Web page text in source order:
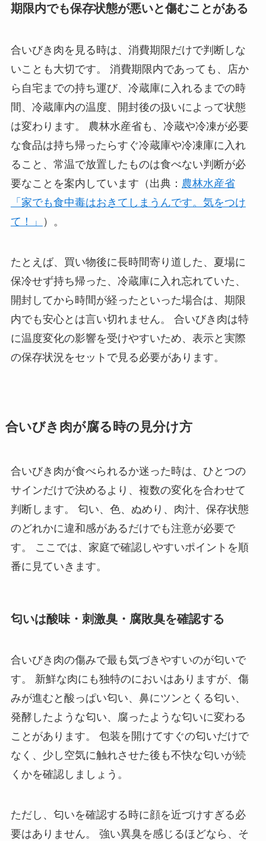
期限内でも保存状態が悪いと傷むことがある
合いびき肉を見る時は、消費期限だけで判断しな
いことも大切です。 消費期限内であっても、店か
ら自宅までの持ち運び、冷蔵庫に入れるまでの時
間、冷蔵庫内の温度、開封後の扱いによって状態
は変わります。 農林水産省も、冷蔵や冷凍が必要
な食品は持ち帰ったらすぐ冷蔵庫や冷凍庫に入れ
ること、常温で放置したものは食べない判断が必
要なことを案内しています（出典： 農林水産省
「家でも食中毒はおきてしまうんです。気をつけ
て！」
）。
たとえば、買い物後に長時間寄り道した、夏場に
保冷せず持ち帰った、冷蔵庫に入れ忘れていた、
開封してから時間が経ったといった場合は、期限
内でも安心とは言い切れません。 合いびき肉は特
に温度変化の影響を受けやすいため、表示と実際
の保存状況をセットで見る必要があります。
合いびき肉が腐る時の見分け方
合いびき肉が食べられるか迷った時は、ひとつの
サインだけで決めるより、複数の変化を合わせて
判断します。 匂い、色、ぬめり、肉汁、保存状態
のどれかに違和感があるだけでも注意が必要で
す。 ここでは、家庭で確認しやすいポイントを順
番に見ていきます。
匂いは酸味・刺激臭・腐敗臭を確認する
合いびき肉の傷みで最も気づきやすいのが匂いで
す。 新鮮な肉にも独特のにおいはありますが、傷
みが進むと酸っぱい匂い、鼻にツンとくる匂い、
発酵したような匂い、腐ったような匂いに変わる
ことがあります。 包装を開けてすぐの匂いだけで
なく、少し空気に触れさせた後も不快な匂いが続
くかを確認しましょう。
ただし、匂いを確認する時に顔を近づけすぎる必
要はありません。 強い異臭を感じるほどなら、そ